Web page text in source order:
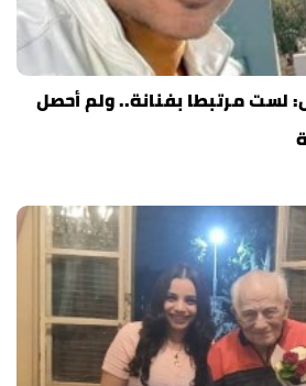
لست مرتبطا بفنانة.. ولم أحصل